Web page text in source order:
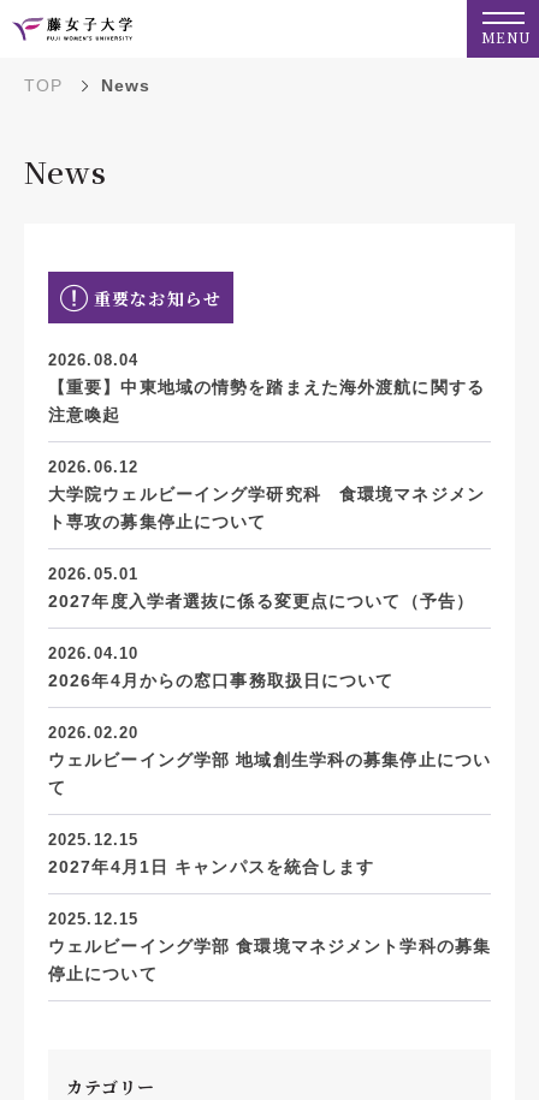
MENU
TOP News
News
重要なお知らせ
2026.08.04
【重要】中東地域の情勢を踏まえた海外渡航に関する
注意喚起
2026.06.12
大学院ウェルビーイング学研究科 食環境マネジメン
ト専攻の募集停止について
2026.05.01
2027年度入学者選抜に係る変更点について（予告）
2026.04.10
2026年4月からの窓口事務取扱日について
2026.02.20
ウェルビーイング学部 地域創生学科の募集停止につい
て
2025.12.15
2027年4月1日 キャンパスを統合します
2025.12.15
ウェルビーイング学部 食環境マネジメント学科の募集
停止について
カテゴリー